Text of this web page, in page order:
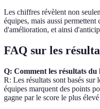
Les chiffres révèlent non
équipes, mais aussi
d'amélioration, et ainsi
FAQ sur les
Q: Comment les résultats
R: Les résultats sont basés sur
équipes marquent des points
gagne par le score le plus